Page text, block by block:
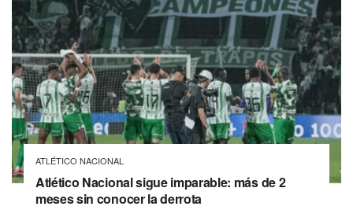
ATLÉTICO NACIONAL
Atlético Nacional sigue imparable: más de 2
meses sin conocer la derrota